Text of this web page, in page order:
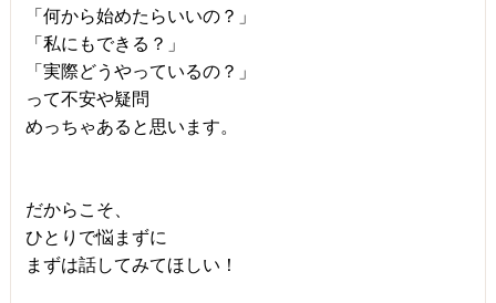
「何から始めたらいいの？」
「私にもできる？」
「実際どうやっているの？」
って不安や疑問
めっちゃあると思います。
だからこそ、
ひとりで悩まずに
まずは話してみてほしい！